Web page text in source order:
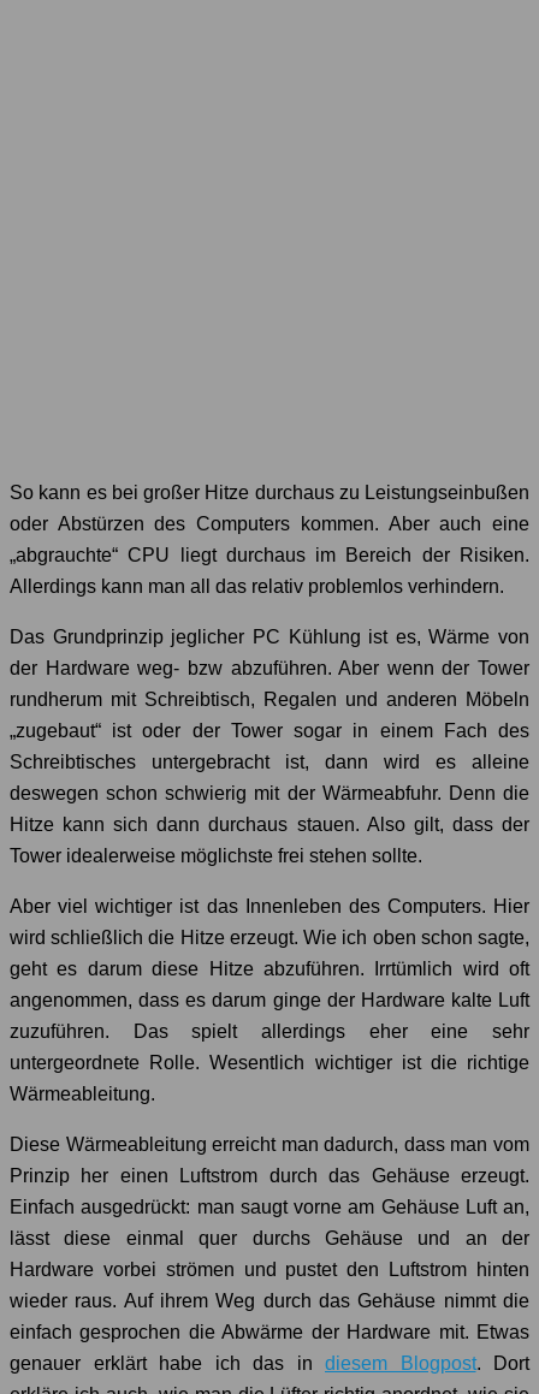
So kann es bei großer Hitze durchaus zu Leistungseinbußen
oder Abstürzen des Computers kommen. Aber auch eine
„abgrauchte“ CPU liegt durchaus im Bereich der Risiken.
Allerdings kann man all das relativ problemlos verhindern.
Das Grundprinzip jeglicher PC Kühlung ist es, Wärme von
der Hardware weg- bzw abzuführen. Aber wenn der Tower
rundherum mit Schreibtisch, Regalen und anderen Möbeln
„zugebaut“ ist oder der Tower sogar in einem Fach des
Schreibtisches untergebracht ist, dann wird es alleine
deswegen schon schwierig mit der Wärmeabfuhr. Denn die
Hitze kann sich dann durchaus stauen. Also gilt, dass der
Tower idealerweise möglichste frei stehen sollte.
Aber viel wichtiger ist das Innenleben des Computers. Hier
wird schließlich die Hitze erzeugt. Wie ich oben schon sagte,
geht es darum diese Hitze abzuführen. Irrtümlich wird oft
angenommen, dass es darum ginge der Hardware kalte Luft
zuzuführen. Das spielt allerdings eher eine sehr
untergeordnete Rolle. Wesentlich wichtiger ist die richtige
Wärmeableitung.
Diese Wärmeableitung erreicht man dadurch, dass man vom
Prinzip her einen Luftstrom durch das Gehäuse erzeugt.
Einfach ausgedrückt: man saugt vorne am Gehäuse Luft an,
lässt diese einmal quer durchs Gehäuse und an der
Hardware vorbei strömen und pustet den Luftstrom hinten
wieder raus. Auf ihrem Weg durch das Gehäuse nimmt die
einfach gesprochen die Abwärme der Hardware mit. Etwas
genauer erklärt habe ich das in diesem Blogpost. Dort